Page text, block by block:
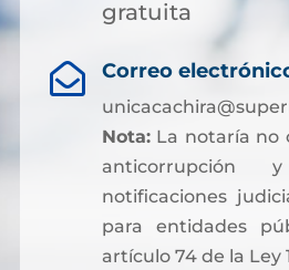
gratuita
 Correo
Nota:La notaría no
notificaciones
para entidades
artículo 74 de la Ley